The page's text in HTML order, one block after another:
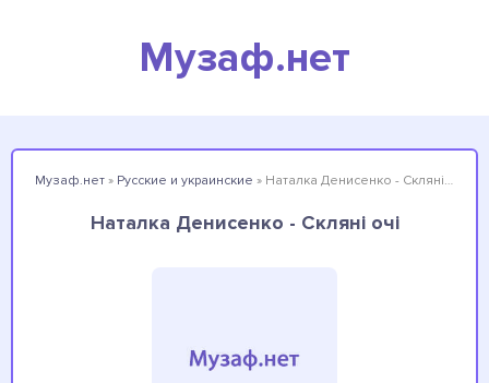
Музаф.нет
Музаф.нет » Русские и украинские » Наталка Денисенко - Скляні очі
Наталка Денисенко - Скляні очі